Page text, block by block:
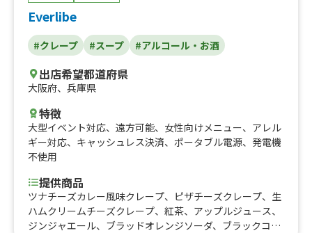
Everlibe
#クレープ #スープ #アルコール・お酒
出店希望都道府県
大阪府、 兵庫県
特徴
大型イベント対応、 遠方可能、 女性向けメニュー、 アレル
ギー対応、 キャッシュレス決済、 ポータブル電源、 発電機
不使用
提供商品
ツナチーズカレー風味クレープ、ピザチーズクレープ、生
ハムクリームチーズクレープ、紅茶、アップルジュース、
ジンジャエール、ブラッドオレンジソーダ、ブラックコー